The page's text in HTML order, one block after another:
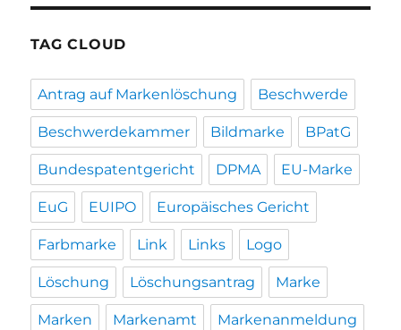
TAG CLOUD
Antrag auf Markenlöschung Beschwerde
Beschwerdekammer Bildmarke BPatG
Bundespatentgericht DPMA EU-Marke
EuG EUIPO Europäisches Gericht
Farbmarke Link Links Logo
Löschung Löschungsantrag Marke
Marken Markenamt Markenanmeldung